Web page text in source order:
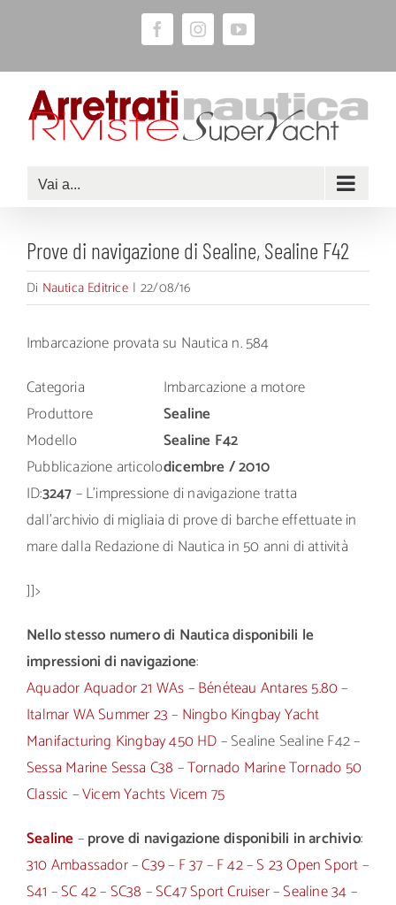
contenuto
FacebookInstagramYouTube
Vai a...
Prove di navigazione di Sealine, Sealine F42
Di Nautica Editrice | 22/08/16
Imbarcazione provata su Nautica n. 584
Categoria
Imbarcazione a motore
Produttore
Sealine
Modello
Sealine F42
Pubblicazione articolodicembre / 2010
ID:3247– L’impressione di navigazione tratta
dall’archivio di migliaia di prove di barche effettuate in
mare dalla Redazione di Nautica in 50 anni di attività
]]>
Nello stesso numero di Nautica disponibili le
impressioni di navigazione:
Aquador Aquador 21 WAs–Bénéteau Antares 5.80–
Italmar WA Summer 23– Ningbo Kingbay Yacht
Manifacturing Kingbay 450 HD– Sealine Sealine F42 –
Sessa Marine Sessa C38 –Tornado Marine Tornado 50
Classic –Vicem Yachts Vicem 75
Sealine–prove di navigazione disponibili in archivio:
310 Ambassador–C39– F 37–F 42–S 23 Open Sport–
S41 –SC 42–SC38 –SC47 Sport Cruiser–Sealine 34–